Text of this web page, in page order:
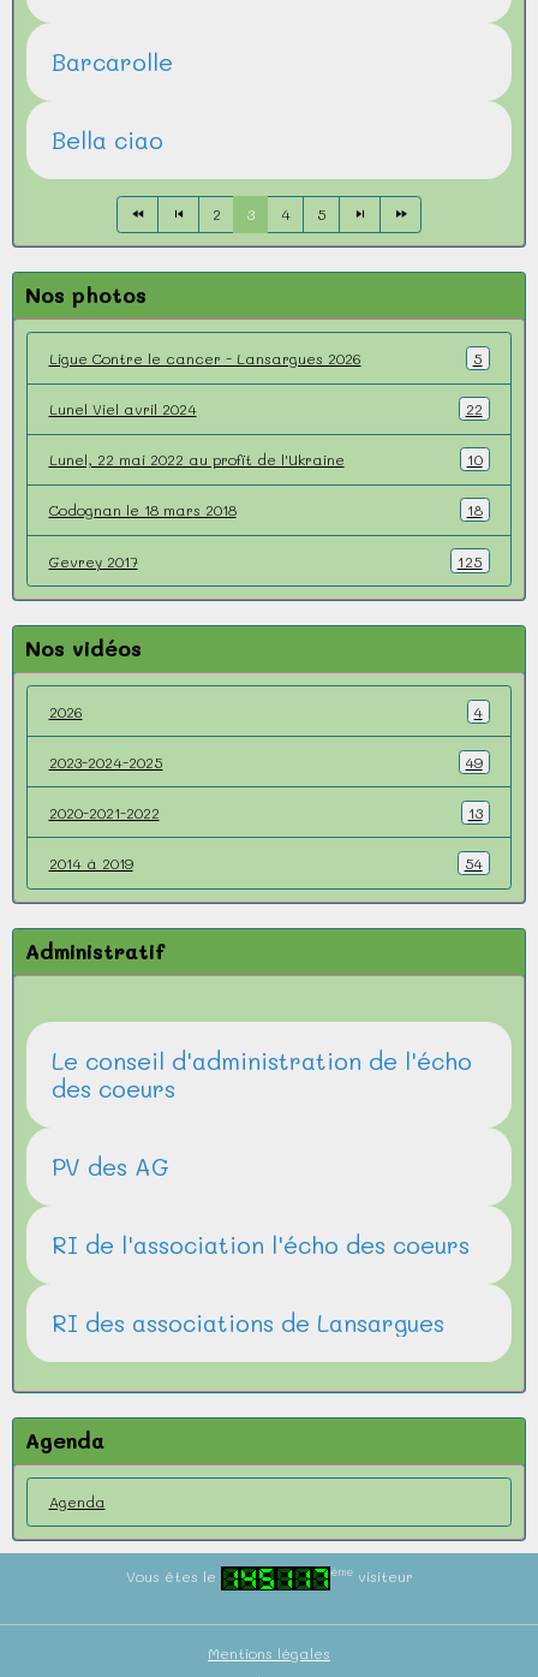
Barcarolle
Bella ciao
2 3 4 5
Nos photos
Ligue Contre le cancer - Lansargues 2026 5
Lunel Viel avril 2024 22
Lunel, 22 mai 2022 au profit de l'Ukraine 10
Codognan le 18 mars 2018 18
Gevrey 2017 125
Nos vidéos
2026 4
2023-2024-2025 49
2020-2021-2022 13
2014 à 2019 54
Administratif
Le conseil d'administration de l'écho
des coeurs
PV des AG
RI de l'association l'écho des coeurs
RI des associations de Lansargues
Agenda
Agenda
Vous êtes le èmevisiteur
Mentions légales